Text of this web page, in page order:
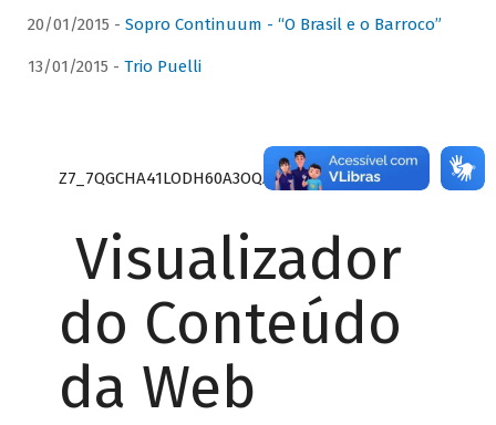
20/01/2015 - Sopro Continuum - “O Brasil e o Barroco”
13/01/2015 - Trio Puelli
Z7_7QGCHA41LODH60A3OQA8RN1415
Visualizador
do Conteúdo
da Web